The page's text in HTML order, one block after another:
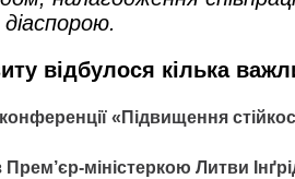
відбулося кілька
«Підвищення
Прем’єр-міністеркою Литви